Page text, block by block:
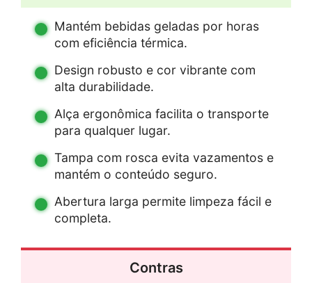
Mantém bebidas geladas por horas
com eficiência térmica.
Design robusto e cor vibrante com
alta durabilidade.
Alça ergonômica facilita o transporte
para qualquer lugar.
Tampa com rosca evita vazamentos e
mantém o conteúdo seguro.
Abertura larga permite limpeza fácil e
completa.
Contras